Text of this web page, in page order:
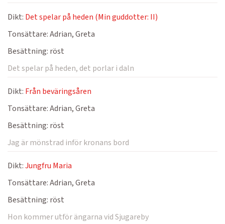
Dikt: Det spelar på heden (Min guddotter: II)
Tonsättare:Adrian, Greta
Besättning: röst
Det spelar på heden, det porlar i daln
Dikt: Från beväringsåren
Tonsättare:Adrian, Greta
Besättning: röst
Jag är mönstrad inför kronans bord
Dikt:Jungfru Maria
Tonsättare:Adrian, Greta
Besättning: röst
Hon kommer utför ängarna vid Sjugareby